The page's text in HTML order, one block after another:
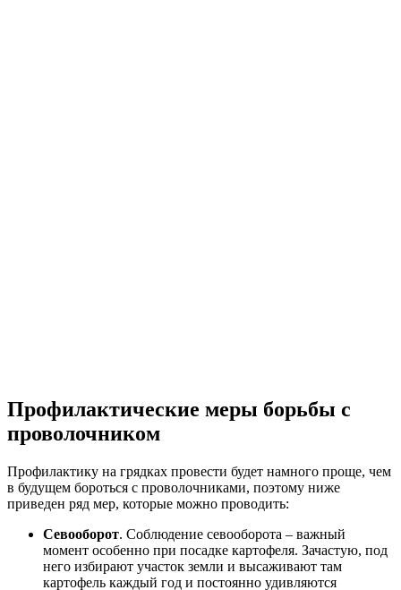
Профилактические меры борьбы с
проволочником
Профилактику на грядках провести будет намного проще, чем
в будущем бороться с проволочниками, поэтому ниже
приведен ряд мер, которые можно проводить:
Севооборот. Соблюдение севооборота – важный
момент особенно при посадке картофеля. Зачастую, под
него избирают участок земли и высаживают там
картофель каждый год и постоянно удивляются